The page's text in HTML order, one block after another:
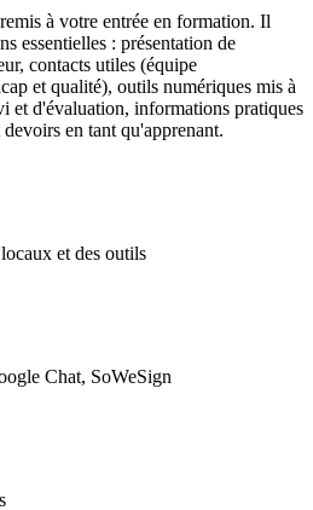
à votre entrée en formation. Il
essentielles : présentation de
contacts utiles (équipe
et qualité), outils numériques mis à
et d'évaluation, informations pratiques
en tant qu'apprenant.
et des outils
Chat, SoWeSign